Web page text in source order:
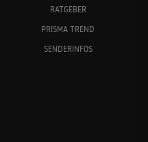
RATGEBER
PRISMA TREND
SENDERINFOS